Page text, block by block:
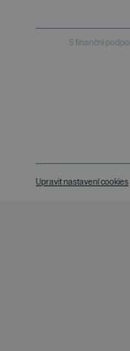
S finanční
Upravit nastavení cookies